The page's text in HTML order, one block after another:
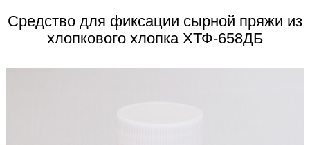
Средство для фиксации сырной пряжи из
хлопкового хлопка ХТФ-658ДБ